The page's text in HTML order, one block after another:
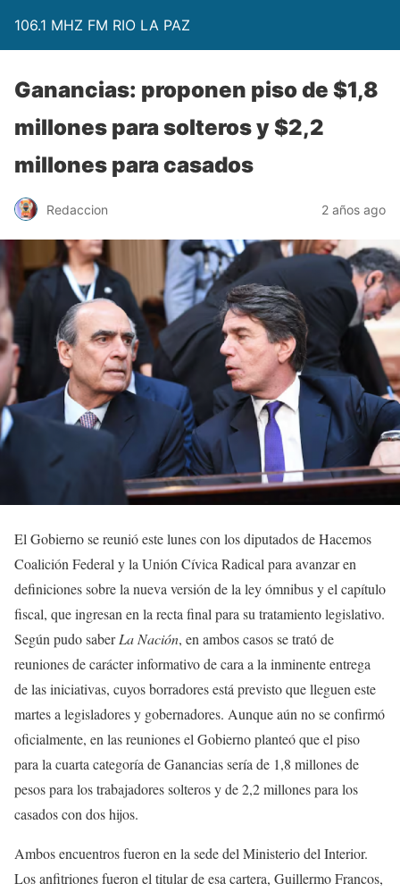
106.1 MHZ FM RIO LA PAZ
Ganancias: proponen piso de $1,8
millones para solteros y $2,2
millones para casados
Redaccion 2 años ago
El Gobierno se reunió este lunes con los diputados de Hacemos
Coalición Federal y la Unión Cívica Radical para avanzar en
definiciones sobre la nueva versión de la ley ómnibus y el capítulo
fiscal, que ingresan en la recta final para su tratamiento legislativo.
Según pudo saberLa Nación, en ambos casos se trató de
reuniones de carácter informativo de cara a la inminente entrega
de las iniciativas, cuyos borradores está previsto que lleguen este
martes a legisladores y gobernadores. Aunque aún no se confirmó
oficialmente, en las reuniones el Gobierno planteó que el piso
para la cuarta categoría de Ganancias sería de 1,8 millones de
pesos para los trabajadores solteros y de 2,2 millones para los
casados con dos hijos.
Ambos encuentros fueron en la sede del Ministerio del Interior.
Los anfitriones fueron el titular de esa cartera, Guillermo Francos,